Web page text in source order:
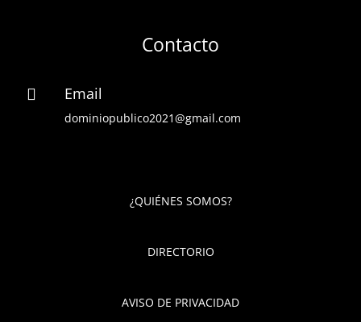
Contacto
 Email
dominiopublico2021@gmail.com
¿QUIÉNES SOMOS?
DIRECTORIO
AVISO DE PRIVACIDAD